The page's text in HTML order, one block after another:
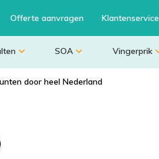
Offerte aanvragen Klantenservice
SOA Vingerprik
door heel Nederland